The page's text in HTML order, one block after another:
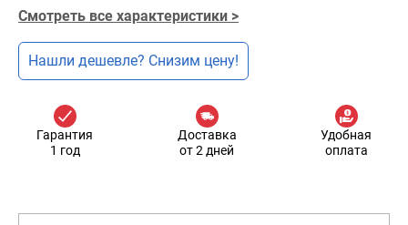
Смотреть все характеристики >
Нашли дешевле? Снизим цену!
Гарантия
1 год
Доставка
от 2 дней
Удобная
оплата